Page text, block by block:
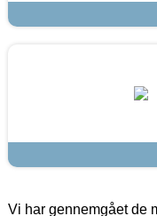
Vi har gennemgået de